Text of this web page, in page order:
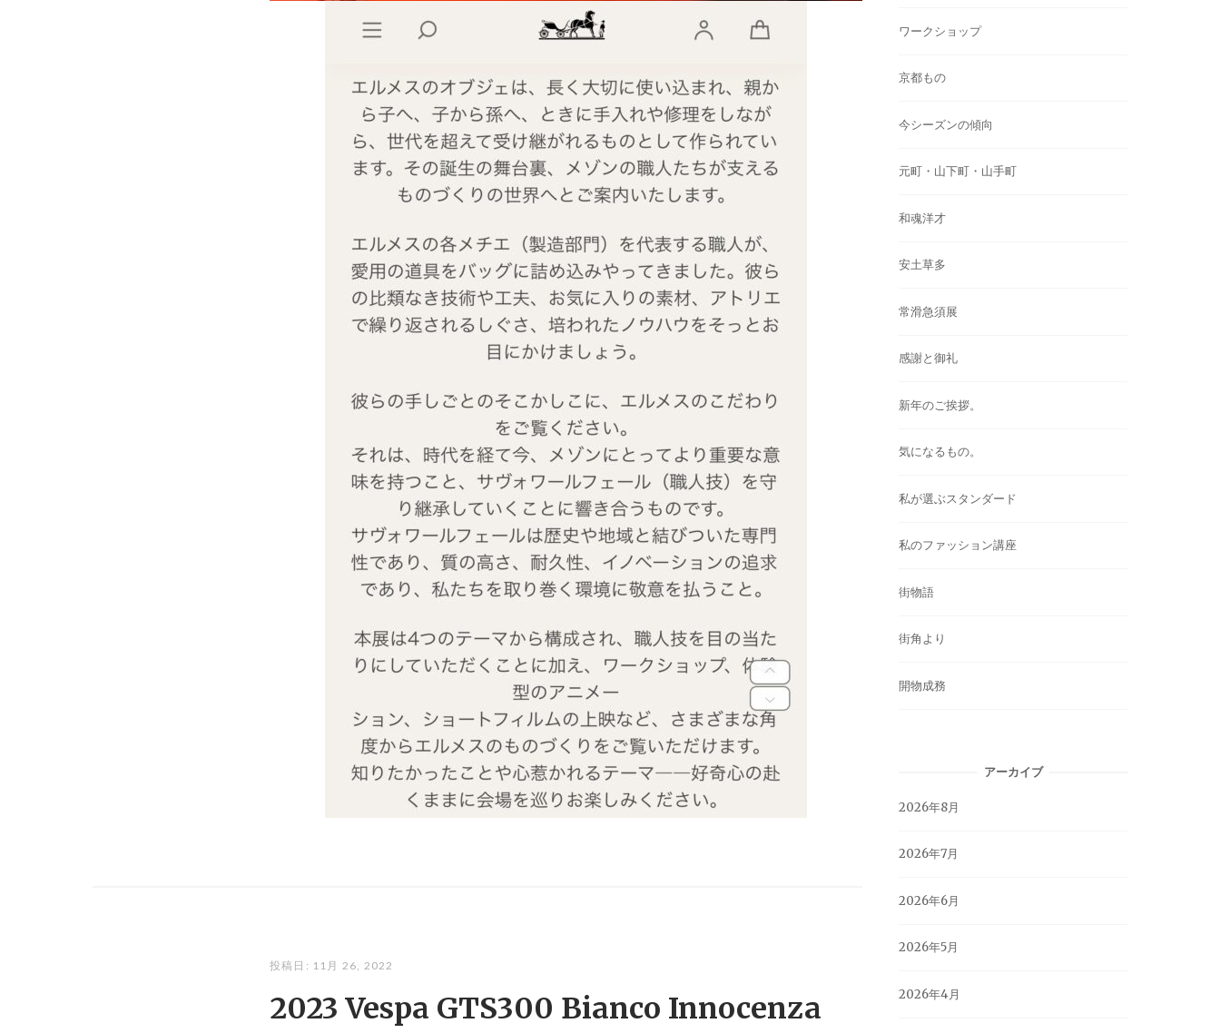
投稿日: 11月 26, 2022
2023 Vespa GTS300 Bianco Innocenza
ワークショップ
京都もの
今シーズンの傾向
元町・山下町・山手町
和魂洋才
安土草多
常滑急須展
感謝と御礼
新年のご挨拶。
気になるもの。
私が選ぶスタンダード
私のファッション講座
街物語
街角より
開物成務
アーカイブ
2026年8月
2026年7月
2026年6月
2026年5月
2026年4月